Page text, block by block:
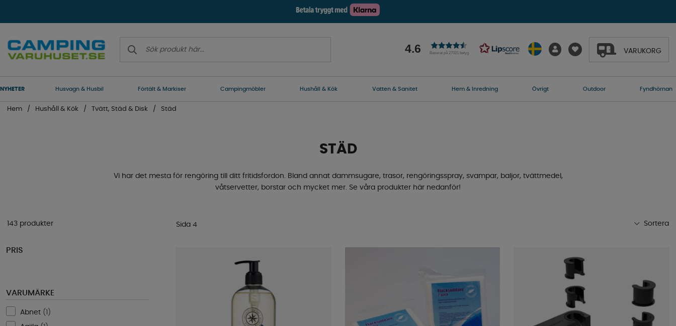
4.6 Baserat på 27021 betyg VARUKORG
NYHETER Husvagn & Husbil Förtält & Markiser Campingmöbler Hushåll & Kök Vatten & Sanitet Hem & Inredning Övrigt Outdoor Fyndhörnan
Hem Hushåll & Kök Tvätt, Städ & Disk Städ
STÄD
Vi har det mesta för rengöring till ditt fritidsfordon. Bland annat dammsugare, trasor, rengöringsspray, svampar, baljor, tvättmedel,
våtservetter, borstar och mycket mer. Se våra produkter här nedanför!
Sortera
Namn Ö-A
Lägsta pris
Högsta pris
143 produkter
PRIS
VARUMÄRKE
Abnet ( )
Sida 4